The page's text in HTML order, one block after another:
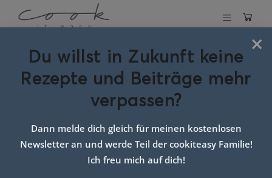
Schlagwort:Sushi
Inspiration
×
Du willst in Zukunft keine
Rezepte und Beiträge mehr
verpassen?
Dann melde dich gleich für meinen kostenlosen
Newsletter an und werde Teil der cookiteasy Familie!
Ich freu mich auf dich!